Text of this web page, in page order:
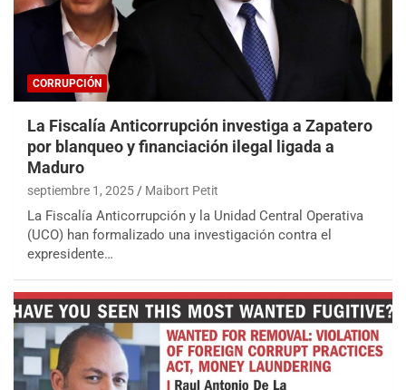
CORRUPCIÓN
La Fiscalía Anticorrupción investiga a Zapatero
por blanqueo y financiación ilegal ligada a
Maduro
septiembre 1, 2025 Maibort Petit
La Fiscalía Anticorrupción y la Unidad Central Operativa
(UCO) han formalizado una investigación contra el
expresidente…